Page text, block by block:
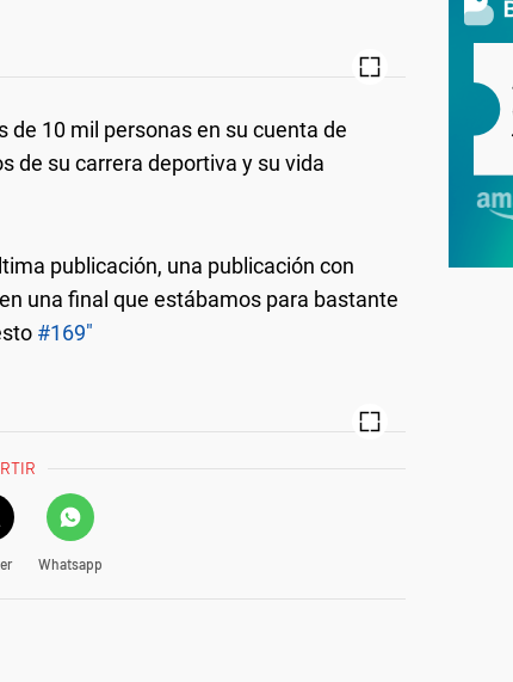
de 10 mil personas en su cuenta de
de su carrera deportiva y su vida
publicación, una publicación con
una final que estábamos para bastante
#169"
Whatsapp